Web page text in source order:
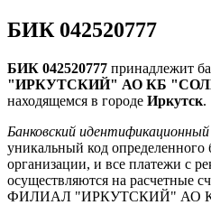
БИК 042520777
БИК 042520777 принадлежит
"ИРКУТСКИЙ" АО КБ
находящемся в городе Иркутск.
Банковский идентификационный
уникальный код определенного
организации, и все платежи с
осуществляются на расчетные
ФИЛИАЛ "ИРКУТСКИЙ" АО